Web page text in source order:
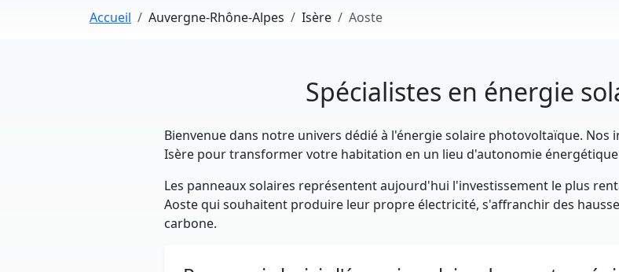
Accueil Auvergne-Rhône-Alpes Isère Aoste
Spécialistes en énergie
Bienvenue dans notre univers dédié à l'énergie solaire photovoltaïque. Nos
Isère pour transformer votre habitation en un lieu d'autonomie
Les panneaux solaires représentent aujourd'hui l'investissement le plus
Aoste qui souhaitent produire leur propre électricité, s'affranchir des
carbone.